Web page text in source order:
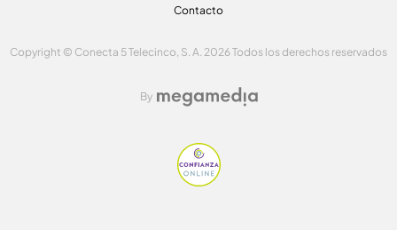
Contacto
Copyright © Conecta 5 Telecinco, S. A. 2026 Todos los derechos reservados
By